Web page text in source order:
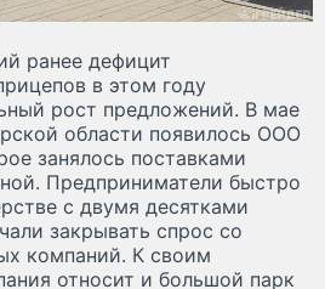
ранее дефицит
в этом году
рост предложений. В мае
области появилось ООО
занялось поставками
Предприниматели быстро
с двумя десятками
закрывать спрос со
компаний. К своим
относит и большой парк